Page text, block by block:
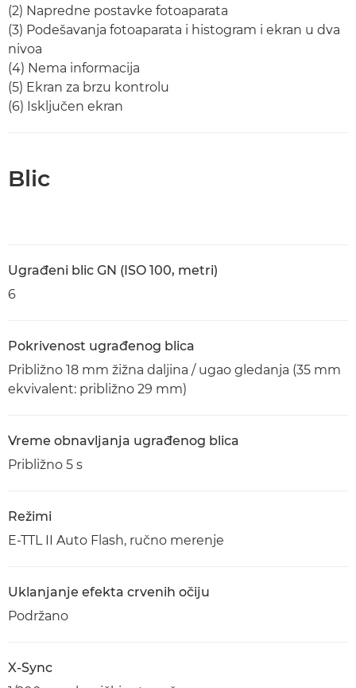
(2) Napredne postavke fotoaparata
(3) Podešavanja fotoaparata i histogram i ekran u dva
nivoa
(4) Nema informacija
(5) Ekran za brzu kontrolu
(6) Isključen ekran
Blic
Ugrađeni blic GN (ISO 100, metri)
6
Pokrivenost ugrađenog blica
Približno 18 mm žižna daljina / ugao gledanja (35 mm
ekvivalent: približno 29 mm)
Vreme obnavljanja ugrađenog blica
Približno 5 s
Režimi
E-TTL II Auto Flash, ručno merenje
Uklanjanje efekta crvenih očiju
Podržano
X-Sync